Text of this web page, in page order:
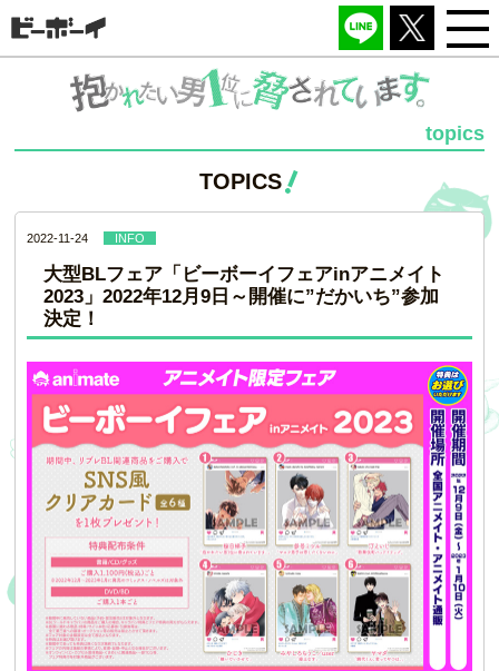
topics
TOPICS
2022-11-24 INFO
大型BLフェア「ビーボーイフェアinアニメイト
2023」2022年12月9日～開催に”だかいち”参加
決定！